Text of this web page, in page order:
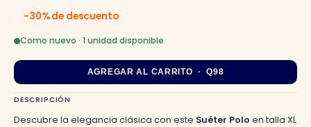
era:
Q140.00.
es:
Q98.00.
-30% de descuento
Como nuevo · 1 unidad disponible
AGREGAR AL CARRITO · Q98
DESCRIPCIÓN
Descubre la elegancia clásica con este Suéter Polo en talla XL